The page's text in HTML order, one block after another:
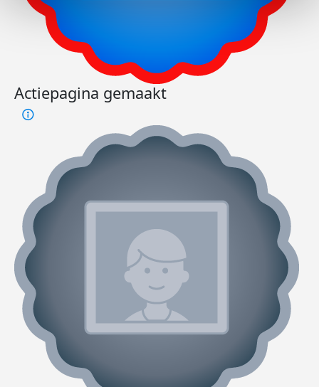
Actiepagina gemaakt